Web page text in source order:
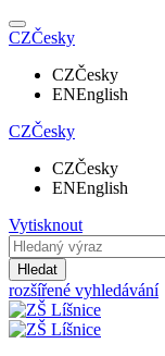
CZČesky
CZČesky
ENEnglish
CZČesky
CZČesky
ENEnglish
Vytisknout
Hledat
rozšířené vyhledávání